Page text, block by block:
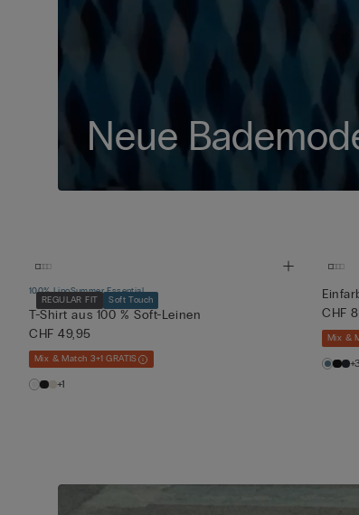
Neue
REGULAR FIT Soft Touch
100% LinoSummer Essential
T-Shirt aus 100 % Soft-Leinen
CHF 49,95
Mix & Match 3+1 GRATIS
+1
CHF
Mix &
+3